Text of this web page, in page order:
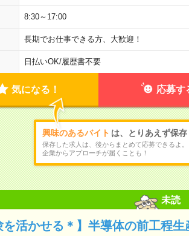
8:30～17:00
長期でお仕事できる方、大歓迎！
日払いOK/履歴書不要
気になる！ 応募す
興味のあるバイト は、とりあえず保存
保存した求人は、後からまとめて応募できるよ。
企業からアプローチが届くことも！
未読
を活かせる＊】半導体の前工程